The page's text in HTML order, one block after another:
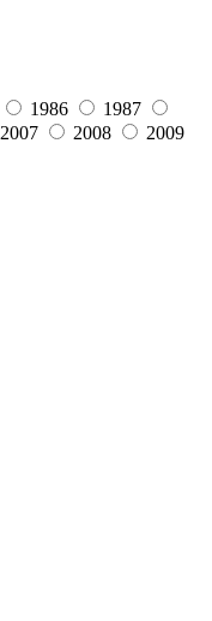
1986
1987
2007 2008
2009